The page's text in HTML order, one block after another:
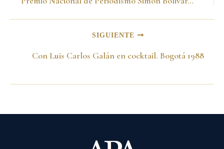
SIGUIENTE
Con Luis Carlos Galán en cocktail. Bogotá 1988